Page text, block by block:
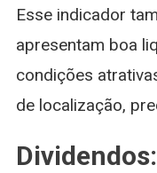
Esse indicador
apresentam boa
condições
de localização,